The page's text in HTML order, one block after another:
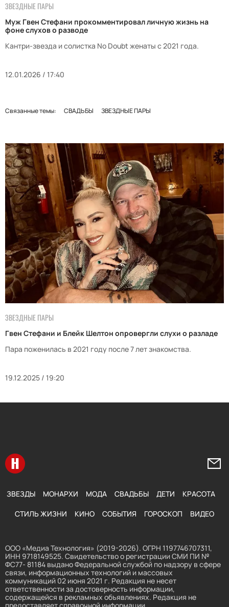
ЗВЕЗДНЫЕ ПАРЫ
Муж Гвен Стефани прокомментировал личную жизнь на
фоне слухов о разводе
Кантри-звезда и солистка No Doubt женаты с 2021 года.
12.01.2026 / 17:40
Связанные темы: СВАДЬБЫ ЗВЕЗДНЫЕ ПАРЫ
ЗВЕЗДНЫЕ ПАРЫ
Гвен Стефани и Блейк Шелтон опровергли слухи о разладе
Пара поженилась в 2021 году после 7 лет знакомства.
19.12.2025 / 19:20
Перейти на главную
ЗВЕЗДЫ МОНАРХИ МОДА СВАДЬБЫ ДЕТИ КРАСОТА
СТИЛЬ ЖИЗНИ КИНО СОБЫТИЯ ГОРОСКОП ВИДЕО
ООО «Медиа Технология» (2019-2026). ОГРН 1197746707311,
ИНН 9718149525. Свидетельство о регистрации СМИ ПИ №
ФС77- 81184 выдано Федеральной службой по надзору в сфере
связи, информационных технологий и массовых
коммуникаций 02 июня 2021 г. Редакция не несет
ответственности за достоверность информации,
содержащейся в рекламных объявлениях. Редакция не
предоставляет справочной информации.